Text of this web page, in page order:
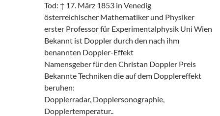
Tod: † 17. März 1853 in Venedig
österreichischer Mathematiker und Physiker
erster Professor für Experimentalphysik Uni Wien
Bekannt ist Doppler durch den nach ihm
benannten Doppler-Effekt
Namensgeber für den Christan Doppler Preis
Bekannte Techniken die auf dem Dopplereffekt
beruhen:
Dopplerradar, Dopplersonographie,
Dopplertemperatur..